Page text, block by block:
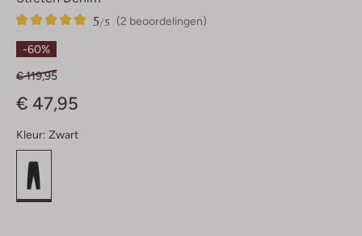
(2 beoordelingen)
5/5
2
5
Sterren
-60%
€ 119,95
€ 47,95
Kleur: Zwart